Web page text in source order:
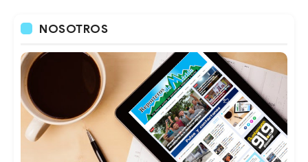
NOSOTROS